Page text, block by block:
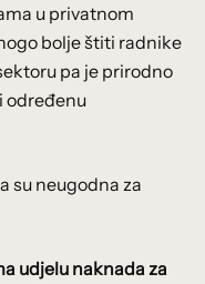
u privatnom
bolje štiti radnike
pa je prirodno
određenu
su neugodna za
udjelu naknada za